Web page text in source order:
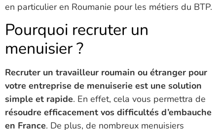
en particulier en Roumanie pour les métiers du BTP.
Pourquoi recruter un
menuisier ?
Recruter un travailleur roumain ou étranger pour
votre entreprise de menuiserie est une solution
simple et rapide. En effet, cela vous permettra de
résoudre efficacement vos difficultés d’embauche
en France. De plus, de nombreux menuisiers